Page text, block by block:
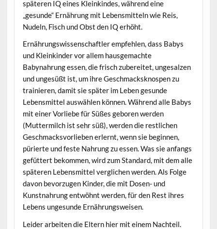
späteren IQ eines Kleinkindes, während eine
„gesunde“ Ernährung mit Lebensmitteln wie Reis,
Nudeln, Fisch und Obst den IQ erhöht.
Ernährungswissenschaftler empfehlen, dass Babys
und Kleinkinder vor allem hausgemachte
Babynahrung essen, die frisch zubereitet, ungesalzen
und ungesüßt ist, um ihre Geschmacksknospen zu
trainieren, damit sie später im Leben gesunde
Lebensmittel auswählen können. Während alle Babys
mit einer Vorliebe für Süßes geboren werden
(Muttermilch ist sehr süß), werden die restlichen
Geschmacksvorlieben erlernt, wenn sie beginnen,
pürierte und feste Nahrung zu essen. Was sie anfangs
gefüttert bekommen, wird zum Standard, mit dem alle
späteren Lebensmittel verglichen werden. Als Folge
davon bevorzugen Kinder, die mit Dosen- und
Kunstnahrung entwöhnt werden, für den Rest ihres
Lebens ungesunde Ernährungsweisen.
Leider arbeiten die Eltern hier mit einem Nachteil.